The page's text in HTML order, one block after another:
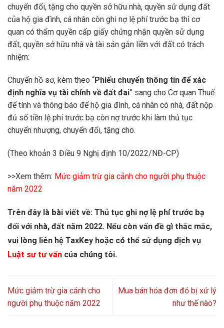
chuyển đổi, tặng cho quyền sở hữu nhà, quyền sử dụng đất
của hộ gia đình, cá nhân còn ghi nợ lệ phí trước bạ thì cơ
quan có thẩm quyền cấp giấy chứng nhận quyền sử dụng
đất, quyền sở hữu nhà và tài sản gắn liền với đất có trách
nhiệm:
Chuyển hồ sơ, kèm theo “Phiếu chuyển thông tin để xác
định nghĩa vụ tài chính về đất đai” sang cho Cơ quan Thuế
để tính và thông báo để hộ gia đình, cá nhân có nhà, đất nộp
đủ số tiền lệ phí trước bạ còn nợ trước khi làm thủ tục
chuyển nhượng, chuyển đổi, tặng cho.
(Theo khoản 3 Điều 9 Nghị định 10/2022/NĐ-CP)
>>Xem thêm: Mức giảm trừ gia cảnh cho người phụ thuộc
năm 2022
Trên đây là bài viết về: Thủ tục ghi nợ lệ phí trước bạ
đối với nhà, đất năm 2022. Nếu còn vấn đề gì thắc mắc,
vui lòng liên hệ TaxKey hoặc có thể sử dụng dịch vụ
Luật sư tư vấn của chúng tôi.
Mức giảm trừ gia cảnh cho
người phụ thuộc năm 2022
Mua bán hóa đơn đỏ bị xử lý
như thế nào?